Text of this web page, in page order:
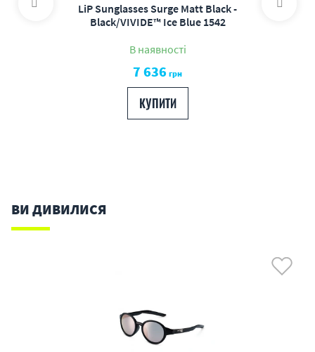
LiP Sunglasses Surge Matt Black -
Black/VIVIDE™ Ice Blue 1542
В наявності
7 636 грн
КУПИТИ
ВИ ДИВИЛИСЯ